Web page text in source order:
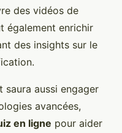
des vidéos de
également enrichir
des insights sur le
saura aussi engager
avancées,
en ligne pour aider